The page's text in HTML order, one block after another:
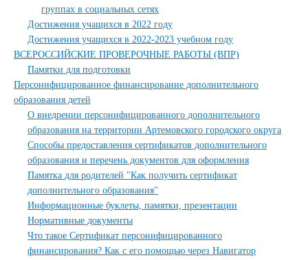
группах в социальных сетях
Достижения учащихся в 2022 году
Достижения учащихся в 2022-2023 учебном году
ВСЕРОССИЙСКИЕ ПРОВЕРОЧНЫЕ РАБОТЫ (ВПР)
Памятки для подготовки
Персонифицированное финансирование дополнительного
образования детей
О внедрении персонифицированного дополнительного
образования на территории Артемовского городского округа
Способы предоставления сертификатов дополнительного
образования и перечень документов для оформления
Памятка для родителей "Как получить сертификат
дополнительного образования"
Информационные буклеты, памятки, презентации
Нормативные документы
Что такое Сертификат персонифицированного
финансирования? Как с его помощью через Навигатор